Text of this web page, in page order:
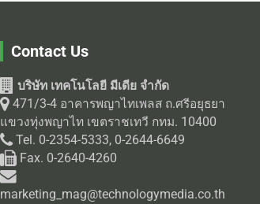
Contact Us
บริษัท เทคโนโลยี มีเดีย จำกัด
471/3-4 อาคารพญาไทเพลส ถ.ศรีอยุธยา
แขวงทุ่งพญาไท เขตราชเทวี กทม. 10400
Tel. 0-2354-5333, 0-2644-6649
Fax. 0-2640-4260
marketing_mag@technologymedia.co.th